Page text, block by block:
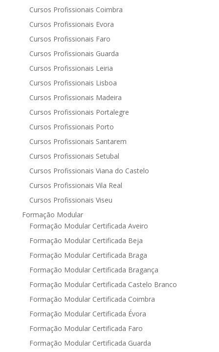
Cursos Profissionais Coimbra
Cursos Profissionais Evora
Cursos Profissionais Faro
Cursos Profissionais Guarda
Cursos Profissionais Leiria
Cursos Profissionais Lisboa
Cursos Profissionais Madeira
Cursos Profissionais Portalegre
Cursos Profissionais Porto
Cursos Profissionais Santarem
Cursos Profissionais Setubal
Cursos Profissionais Viana do Castelo
Cursos Profissionais Vila Real
Cursos Profissionais Viseu
Formação Modular
Formação Modular Certificada Aveiro
Formação Modular Certificada Beja
Formação Modular Certificada Braga
Formação Modular Certificada Bragança
Formação Modular Certificada Castelo Branco
Formação Modular Certificada Coimbra
Formação Modular Certificada Évora
Formação Modular Certificada Faro
Formação Modular Certificada Guarda